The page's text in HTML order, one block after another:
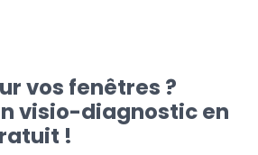
vos fenêtres ?
visio-diagnostic en
!